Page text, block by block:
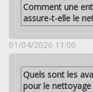
Comment une
assure-t-elle le
01/04/2026 11:00
Quels sont les
pour le nettoyage